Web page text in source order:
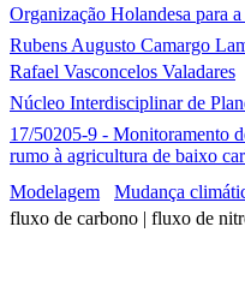
Organização Holandesa para
Rubens Augusto Camargo
Rafael Vasconcelos Valadares
Núcleo Interdisciplinar de
17/50205-9 - Monitoramento
rumo à agricultura de baixo
Modelagem
Mudança
fluxo de carbono | fluxo de